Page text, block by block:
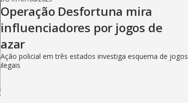
Operação Desfortuna mira
influenciadores por jogos de
azar
Ação policial em três estados investiga esquema de jogos
ilegais